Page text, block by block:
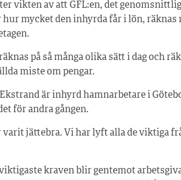
vikten av att GFL:en, det
hur mycket den inhyrda får i lön, räknas
på så många olika sätt i dag och
miste om pengar.
är inhyrd hamnarbetare i
för andra gången.
varit jättebra. Vi har lyft alla de viktiga
kraven blir gentemot